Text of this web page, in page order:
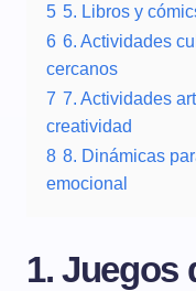
5 5. Libros y
6 6. Actividades
cercanos
7 7. Actividades
creatividad
8 8. Dinámicas
emocional
1. Juegos